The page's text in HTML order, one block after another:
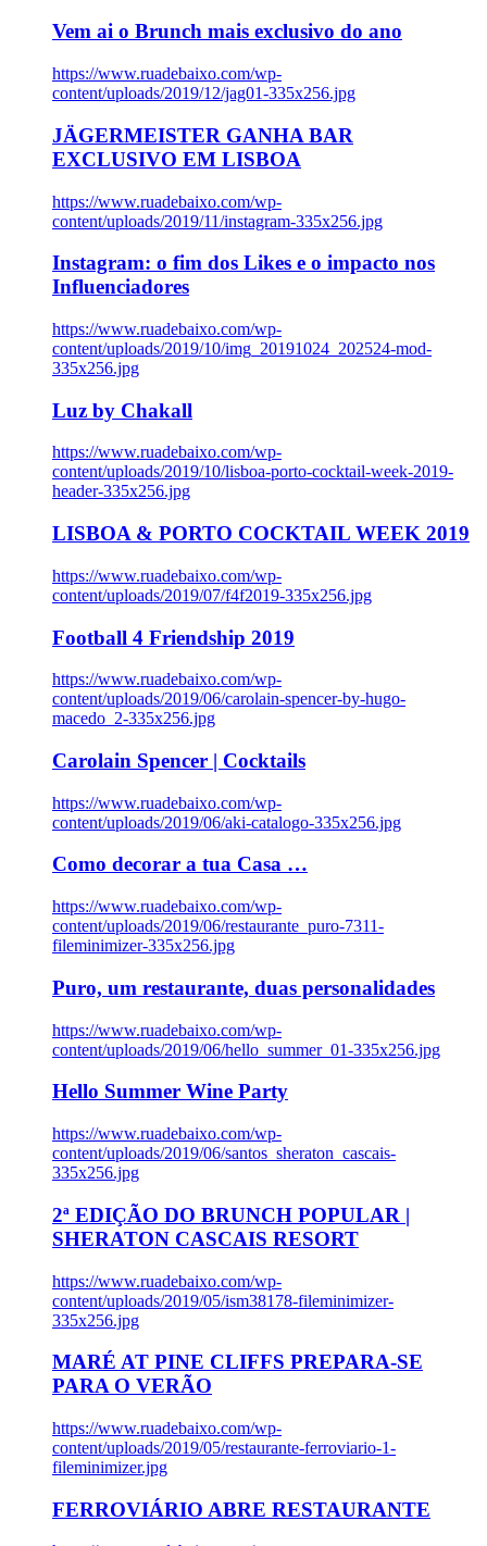
Vem ai o Brunch mais exclusivo do ano
https://www.ruadebaixo.com/wp-
content/uploads/2019/12/jag01-335x256.jpg
JÄGERMEISTER GANHA BAR
EXCLUSIVO EM LISBOA
https://www.ruadebaixo.com/wp-
content/uploads/2019/11/instagram-335x256.jpg
Instagram: o fim dos Likes e o impacto nos
Influenciadores
https://www.ruadebaixo.com/wp-
content/uploads/2019/10/img_20191024_202524-mod-
335x256.jpg
Luz by Chakall
https://www.ruadebaixo.com/wp-
content/uploads/2019/10/lisboa-porto-cocktail-week-2019-
header-335x256.jpg
LISBOA & PORTO COCKTAIL WEEK 2019
https://www.ruadebaixo.com/wp-
content/uploads/2019/07/f4f2019-335x256.jpg
Football 4 Friendship 2019
https://www.ruadebaixo.com/wp-
content/uploads/2019/06/carolain-spencer-by-hugo-
macedo_2-335x256.jpg
Carolain Spencer | Cocktails
https://www.ruadebaixo.com/wp-
content/uploads/2019/06/aki-catalogo-335x256.jpg
Como decorar a tua Casa …
https://www.ruadebaixo.com/wp-
content/uploads/2019/06/restaurante_puro-7311-
fileminimizer-335x256.jpg
Puro, um restaurante, duas personalidades
https://www.ruadebaixo.com/wp-
content/uploads/2019/06/hello_summer_01-335x256.jpg
Hello Summer Wine Party
https://www.ruadebaixo.com/wp-
content/uploads/2019/06/santos_sheraton_cascais-
335x256.jpg
2ª EDIÇÃO DO BRUNCH POPULAR |
SHERATON CASCAIS RESORT
https://www.ruadebaixo.com/wp-
content/uploads/2019/05/ism38178-fileminimizer-
335x256.jpg
MARÉ AT PINE CLIFFS PREPARA-SE
PARA O VERÃO
https://www.ruadebaixo.com/wp-
content/uploads/2019/05/restaurante-ferroviario-1-
fileminimizer.jpg
FERROVIÁRIO ABRE RESTAURANTE